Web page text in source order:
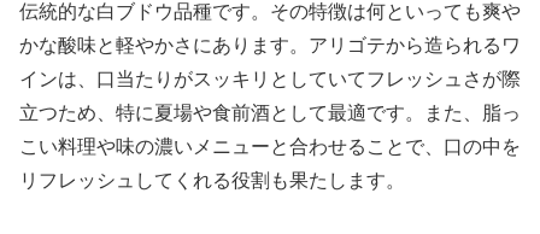
伝統的な白ブドウ品種です。その特徴は何といっても爽や
かな酸味と軽やかさにあります。アリゴテから造られるワ
インは、口当たりがスッキリとしていてフレッシュさが際
立つため、特に夏場や食前酒として最適です。また、脂っ
こい料理や味の濃いメニューと合わせることで、口の中を
リフレッシュしてくれる役割も果たします。